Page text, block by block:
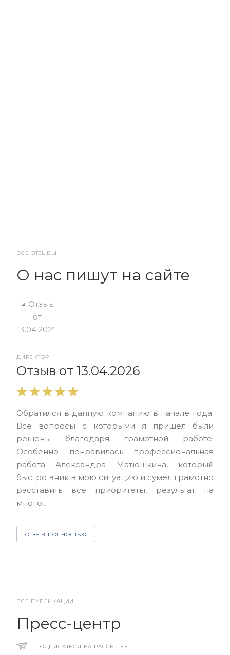
ВСЕ ОТЗЫВЫ
О нас пишут на сайте
ДИРЕКТОР
Отзыв от 13.04.2026
Обратился в данную компанию в начале года.
Все вопросы с которыми я пришел были
решены благодаря грамотной работе.
Особенно понравилась профессиональная
работа Александра Матюшкина, который
быстро вник в мою ситуацию и сумел грамотно
расставить все приоритеты, результат на
много...
ОТЗЫВ ПОЛНОСТЬЮ
ВСЕ ПУБЛИКАЦИИ
Пресс-центр
ПОДПИСАТЬСЯ НА РАССЫЛКУ